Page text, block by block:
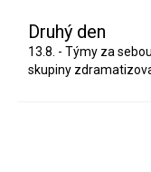
Druhý den
13.8. - Týmy za
skupiny